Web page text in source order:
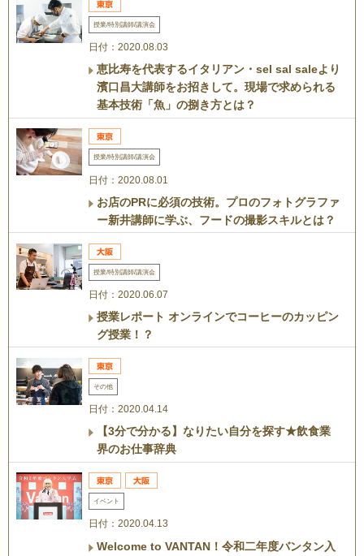
授業/特別講師/講演会
日付：2020.08.03
恵比寿を代表するイタリアン・sel sal saleより
濱口昌大講師をお招きして。現場で求められる
基本技術「魚」の捌き方とは？
授業/特別講師/講演会
日付：2020.08.01
お店のPRに必須の技術。プロのフォトグラファ
ー新井講師に学ぶ、フードの撮影スキルとは？
授業/特別講師/講演会
日付：2020.06.07
授業レポート オンラインでコーヒーのカッピン
グ授業！？
その他
日付：2020.04.14
【3分で分かる】なりたい自分を探す★飲食業
界のお仕事辞典
イベント
日付：2020.04.13
Welcome to VANTAN！令和二年度バンタン入